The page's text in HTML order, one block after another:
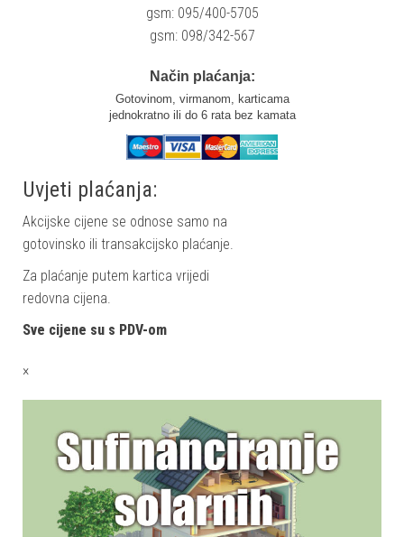
gsm: 095/400-5705
gsm: 098/342-567
Način plaćanja:
Gotovinom, virmanom, karticama
jednokratno ili do 6 rata bez kamata
Uvjeti plaćanja:
Akcijske cijene se odnose samo na
gotovinsko ili transakcijsko plaćanje.
Za plaćanje putem kartica vrijedi
redovna cijena.
Sve cijene su s PDV-om
×